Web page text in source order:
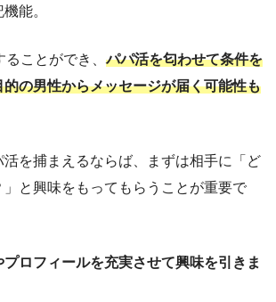
能。
ることができ、パパ活を匂わせて条件を
の男性からメッセージが届く可能性も
活を捕まえるならば、まずは相手に「ど
」と興味をもってもらうことが重要で
プロフィールを充実させて興味を引きま